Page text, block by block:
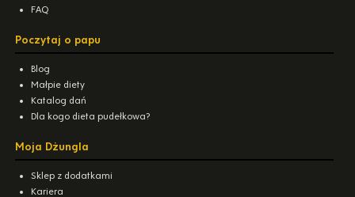
FAQ
Poczytaj o papu
Blog
Małpie diety
Katalog dań
Dla kogo dieta pudełkowa?
Moja Dżungla
Sklep z dodatkami
Kariera